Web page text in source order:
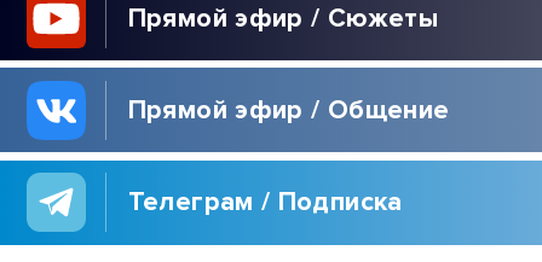
Прямой эфир / Сюжеты
Прямой эфир / Общение
Телеграм / Подписка